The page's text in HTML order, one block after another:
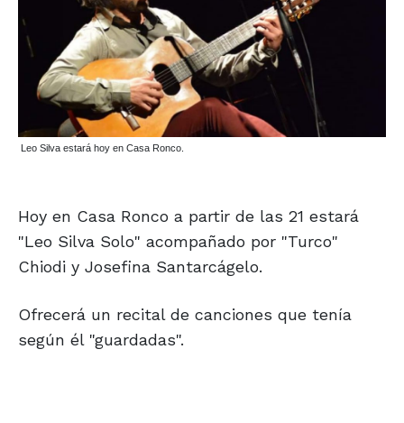
Leo Silva estará hoy en Casa Ronco.
Hoy en Casa Ronco a partir de las 21 estará
"Leo Silva Solo" acompañado por "Turco"
Chiodi y Josefina Santarcágelo.
Ofrecerá un recital de canciones que tenía
según él "guardadas".